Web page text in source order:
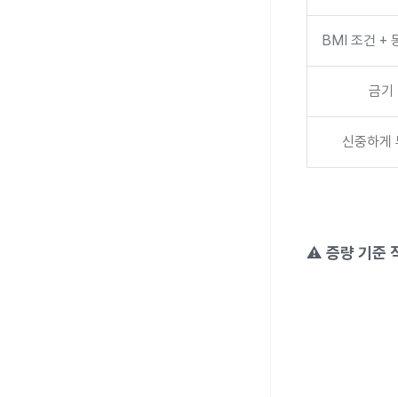
BMI 조건 +
금기
신중하게
⚠️ 증량 기준